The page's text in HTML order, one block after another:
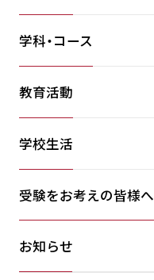
学科・コース
教育活動
学校生活
受験をお考えの皆様へ
お知らせ